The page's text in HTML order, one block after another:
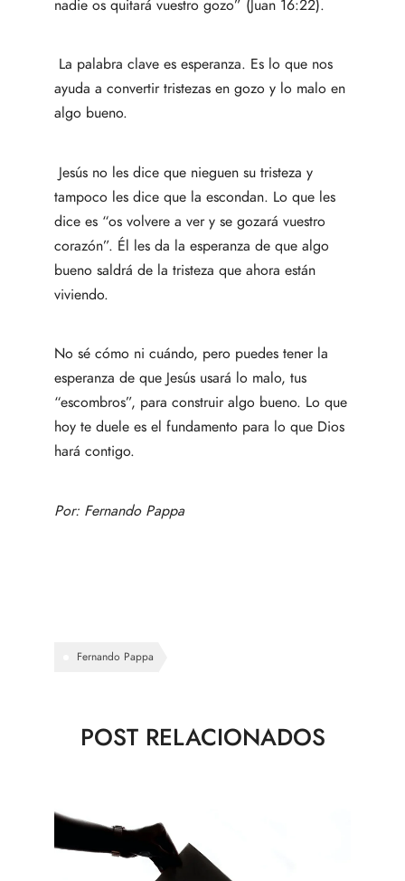
nadie os quitará vuestro gozo” (Juan 16:22).
La palabra clave es esperanza. Es lo que nos
ayuda a convertir tristezas en gozo y lo malo en
algo bueno.
Jesús no les dice que nieguen su tristeza y
tampoco les dice que la escondan. Lo que les
dice es “os volvere a ver y se gozará vuestro
corazón”. Él les da la esperanza de que algo
bueno saldrá de la tristeza que ahora están
viviendo.
No sé cómo ni cuándo, pero puedes tener la
esperanza de que Jesús usará lo malo, tus
“escombros”, para construir algo bueno. Lo que
hoy te duele es el fundamento para lo que Dios
hará contigo.
Por: Fernando Pappa
Fernando Pappa
POST RELACIONADOS